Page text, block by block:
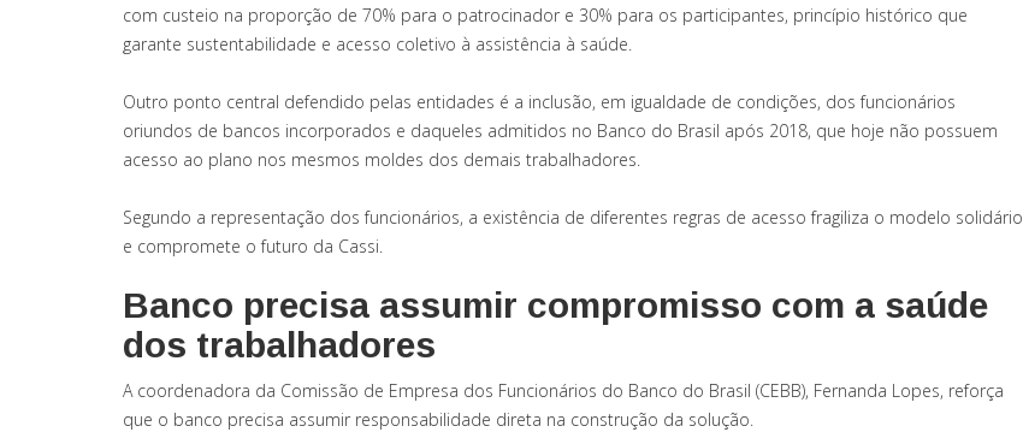
com custeio na proporção de 70% para o patrocinador e 30% para os participantes, princípio histórico que
garante sustentabilidade e acesso coletivo à assistência à saúde.
Outro ponto central defendido pelas entidades é a inclusão, em igualdade de condições, dos funcionários
oriundos de bancos incorporados e daqueles admitidos no Banco do Brasil após 2018, que hoje não possuem
acesso ao plano nos mesmos moldes dos demais trabalhadores.
Segundo a representação dos funcionários, a existência de diferentes regras de acesso fragiliza o modelo solidário
e compromete o futuro da Cassi.
Banco precisa assumir compromisso com a saúde
dos trabalhadores
A coordenadora da Comissão de Empresa dos Funcionários do Banco do Brasil (CEBB), Fernanda Lopes, reforça
que o banco precisa assumir responsabilidade direta na construção da solução.